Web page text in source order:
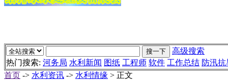
高级搜索
热门搜索: 河务局 水利新闻 图纸 工程师 软件 工作总结 防汛抗
首页 -> 水利资讯 -> 水利情缘 > 正文